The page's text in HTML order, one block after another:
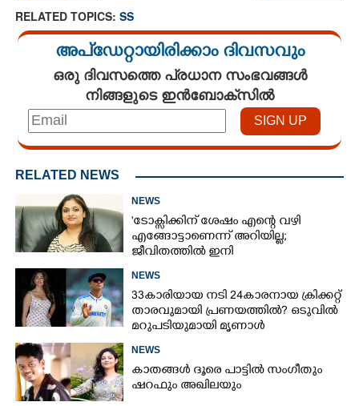
RELATED TOPICS: SS
അപ്ഡേറ്റായിരിക്കാം ദിവസവും
ഒരു ദിവസത്തെ പ്രധാന സംഭവങ്ങൾ
നിങ്ങളുടെ ഇൻബോക്സിൽ
RELATED NEWS
NEWS
'ടോക്സിക്കിന് ശേഷം എന്റെ വഴി
എങ്ങോട്ടാണെന്ന് അറിയില്ല;
ജീവിതത്തിൽ ഇനി
ഉള്ളിൽ ഉണ്ടായിരിക്കും'
NEWS
33കാരിയായ നടി 24കാരനായ ക്രിക്കറ്റ്
താരവുമായി പ്രണയത്തിൽ? ഒടുവിൽ
മറുപടിയുമായി മൃണാൾ
NEWS
കാതങ്ങൾ ദൂരെ പാട്ടിൽ സംഗീതും
ഷറഫും അഖിലയും